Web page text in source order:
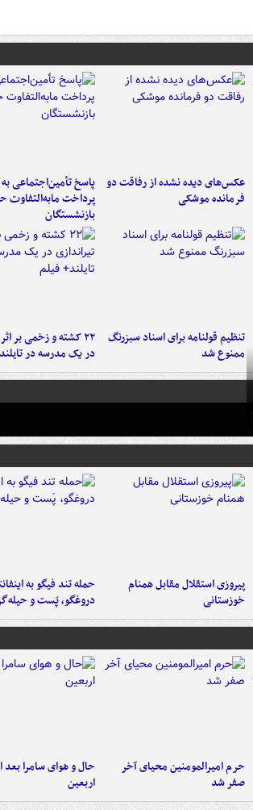
عکس‌های دیده نشده از رفاقت دو
فرمانده‌ موشکی
پاسخ تأمین‌اجتماعی
پرداخت مابه‌التفاوت
بازنشستگان
تنظیم قولنامه برای اسناد سبزرنگ
ممنوع شد
۲۲ کشته و زخمی بر
در یک مدرسه در
پیروزی استقلال مقابل همنام
خوزستانی
حمله تند فیگو به
دروغگو، پَست‌ و
حرم امیرالمومنین محیای آخر
صفر شد
حال و هوای سامرا بعد
اربعین